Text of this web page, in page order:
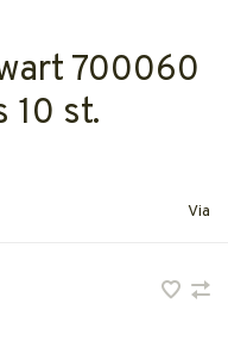
700060
10 st.
Via